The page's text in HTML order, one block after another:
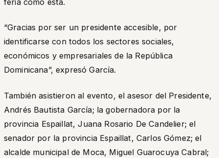
“Gracias por ser un presidente accesible, por
identificarse con todos los sectores sociales,
económicos y empresariales de la República
Dominicana”, expresó García.
También asistieron al evento, el asesor del Presidente,
Andrés Bautista García; la gobernadora por la
provincia Espaillat, Juana Rosario De Candelier; el
senador por la provincia Espaillat, Carlos Gómez; el
alcalde municipal de Moca, Miguel Guarocuya Cabral;